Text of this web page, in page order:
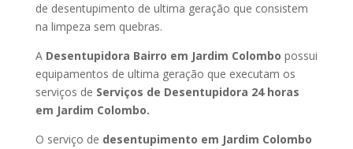
de desentupimento de ultima geração que consistem
na limpeza sem quebras.
A Desentupidora Bairro em Jardim Colombo possui
equipamentos de ultima geração que executam os
serviços de Serviços de Desentupidora 24 horas
em Jardim Colombo.
O serviço de desentupimento em Jardim Colombo